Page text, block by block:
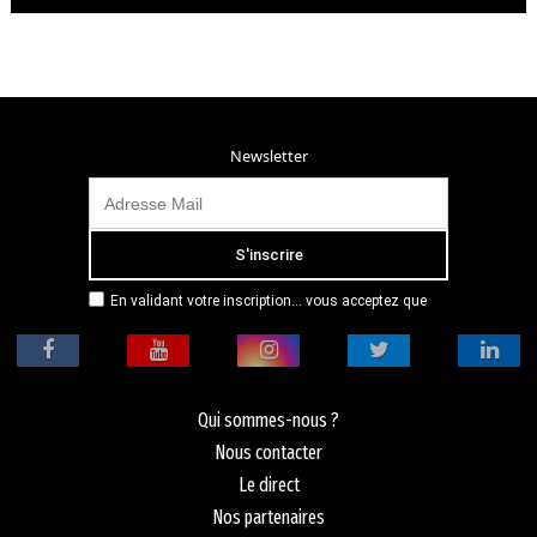
Newsletter
En validant votre inscription... vous acceptez que
adresse email dans le but de vous envoyer
mensuellement sa lettre d’informations. Pour plus
politique de confidentialité.
Qui sommes-nous ?
Nous contacter
Le direct
Nos partenaires